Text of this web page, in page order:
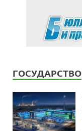
ГОСУДАРСТВО